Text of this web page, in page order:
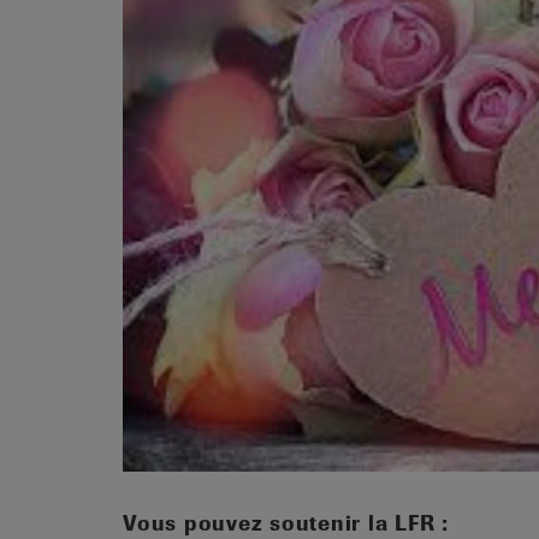
Vous pouvez soutenir la LFR :